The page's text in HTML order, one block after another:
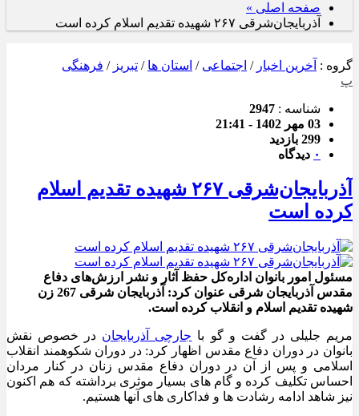
صفحه اصلی »
آذربایجان‌شرقی ۲۶۷ شهیده تقدیم اسلام کرده است
گروه : آخرین اخبار / اجتماعی / استان ها / تبریز / فرهنگی
پ
شناسه : 2947
03 مهر 1402 - 21:41
299 بازدید
۰ دیدگاه
آذربایجان‌شرقی ۲۶۷ شهیده تقدیم اسلام
کرده است
مسئول امور بانوان اداره‌کل حفظ آثار و نشر ارزش‌های دفاع
مقدس آذربایجان شرقی عنوان کرد: آذربایجان شرقی 267 زن
شهیده تقدیم اسلام و انقلاب کرده است.
مریم جلیلی در گفت و گو با جارچی آذربایجان در خصوص نقش
بانوان در دوران دفاع مقدس اظهار کرد: در دوران شکوهمند انقلاب
اسلامی و پس از آن در دوران دفاع مقدس زنان در کنار مردان
احساس تکلیف کرده و گام های بسیار موثری برداشته که هم اکنون
نیز شاهد ادامه رشادت ها و فداکاری های آنها هستیم.